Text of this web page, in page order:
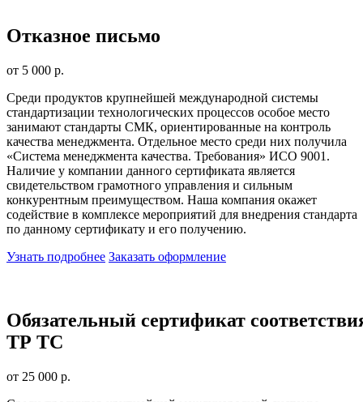
Отказное письмо
от 5 000 р.
Среди продуктов крупнейшей международной системы
стандартизации технологических процессов особое место
занимают стандарты СМК, ориентированные на контроль
качества менеджмента. Отдельное место среди них получила
«Система менеджмента качества. Требования» ИСО 9001.
Наличие у компании данного сертификата является
свидетельством грамотного управления и сильным
конкурентным преимуществом. Наша компания окажет
содействие в комплексе мероприятий для внедрения стандарта
по данному сертификату и его получению.
Узнать подробнее Заказать оформление
Обязательный сертификат
ТР ТС
от 25 000 р.